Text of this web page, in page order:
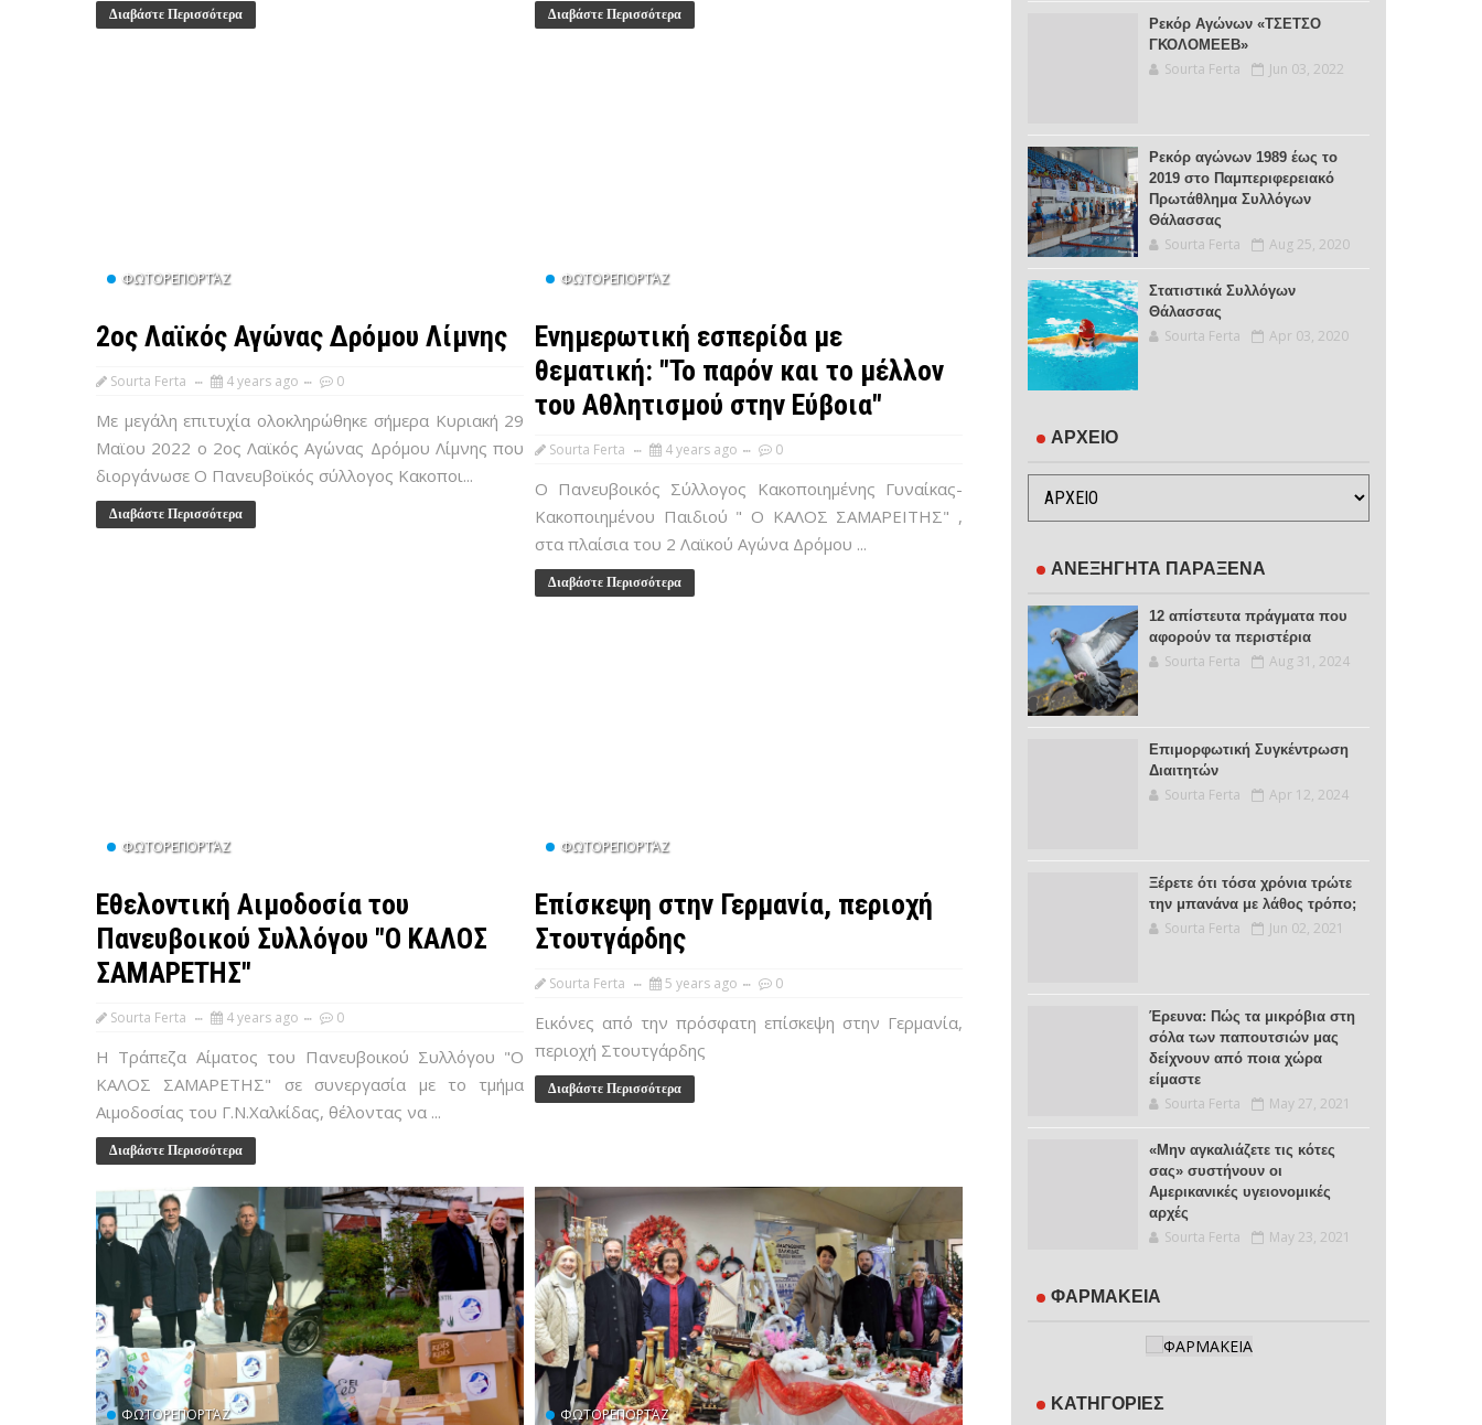
Διαβάστε Περισσότερα Διαβάστε Περισσότερα
ΦΩΤΟΡΕΠΟΡΤΆΖ
2ος Λαϊκός Αγώνας Δρόμου Λίμνης
Sourta Ferta 4 years ago 0
Με μεγάλη επιτυχία ολοκληρώθηκε σήμερα Κυριακή 29
Μαϊου 2022 ο 2ος Λαϊκός Αγώνας Δρόμου Λίμνης που
διοργάνωσε Ο Πανευβοϊκός σύλλογος Κακοποι...
Διαβάστε Περισσότερα
ΦΩΤΟΡΕΠΟΡΤΆΖ
Ενημερωτική εσπερίδα με
θεματική: "Το παρόν και το μέλλον
του Αθλητισμού στην Εύβοια"
Sourta Ferta 4 years ago 0
Ο Πανευβοικός Σύλλογος Κακοποιημένης Γυναίκας-
Κακοποιημένου Παιδιού " Ο ΚΑΛΟΣ ΣΑΜΑΡΕΙΤΗΣ" ,
στα πλαίσια του 2 Λαϊκού Αγώνα Δρόμου ...
Διαβάστε Περισσότερα
ΦΩΤΟΡΕΠΟΡΤΆΖ
Εθελοντική Αιμοδοσία του
Πανευβοικού Συλλόγου "Ο ΚΑΛΟΣ
ΣΑΜΑΡΕΤΗΣ"
Sourta Ferta 4 years ago 0
Η Τράπεζα Αίματος του Πανευβοικού Συλλόγου "Ο
ΚΑΛΟΣ ΣΑΜΑΡΕΤΗΣ" σε συνεργασία με το τμήμα
Αιμοδοσίας του Γ.Ν.Χαλκίδας, θέλοντας να ...
Διαβάστε Περισσότερα
ΦΩΤΟΡΕΠΟΡΤΆΖ
Επίσκεψη στην Γερμανία, περιοχή
Στουτγάρδης
Sourta Ferta 5 years ago 0
Εικόνες από την πρόσφατη επίσκεψη στην Γερμανία,
περιοχή Στουτγάρδης
Διαβάστε Περισσότερα
ΦΩΤΟΡΕΠΟΡΤΆΖ ΦΩΤΟΡΕΠΟΡΤΆΖ
Ρεκόρ Αγώνων «ΤΣΕΤΣΟ
ΓΚΟΛΟΜΕΕΒ»
Sourta Ferta Jun 03, 2022
Ρεκόρ αγώνων 1989 έως το
2019 στο Παμπεριφερειακό
Πρωτάθλημα Συλλόγων
Θάλασσας
Sourta Ferta Aug 25, 2020
Στατιστικά Συλλόγων
Θάλασσας
Sourta Ferta Apr 03, 2020
ΑΡΧΕΙΟ
ΑΝΕΞΗΓΗΤΑ ΠΑΡΑΞΕΝΑ
12 απίστευτα πράγματα που
αφορούν τα περιστέρια
Sourta Ferta Aug 31, 2024
Επιμορφωτική Συγκέντρωση
Διαιτητών
Sourta Ferta Apr 12, 2024
Ξέρετε ότι τόσα χρόνια τρώτε
την μπανάνα με λάθος τρόπο;
Sourta Ferta Jun 02, 2021
Έρευνα: Πώς τα μικρόβια στη
σόλα των παπουτσιών μας
δείχνουν από ποια χώρα
είμαστε
Sourta Ferta May 27, 2021
«Μην αγκαλιάζετε τις κότες
σας» συστήνουν οι
Αμερικανικές υγειονομικές
αρχές
Sourta Ferta May 23, 2021
ΦΑΡΜΑΚΕΙΑ
ΚΑΤΗΓΟΡΙΕΣ